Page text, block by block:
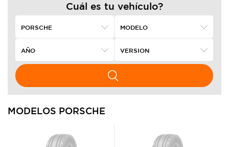
Cuál es tu vehículo?
MODELOS PORSCHE